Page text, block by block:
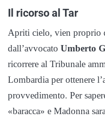
Il ricorso al Tar
Apriti cielo, vien proprio
dall’avvocato Umberto
ricorrere al Tribunale
Lombardia per ottenere
provvedimento. Per
«baracca» e Madonna